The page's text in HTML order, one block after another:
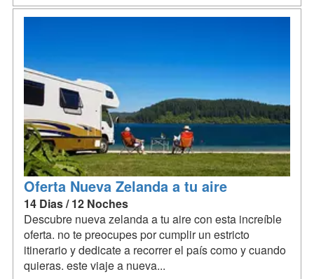
Oferta Nueva Zelanda a tu aire
14 Dias / 12 Noches
Descubre nueva zelanda a tu aire con esta increíble
oferta. no te preocupes por cumplir un estricto
itinerario y dedicate a recorrer el país como y cuando
quieras. este viaje a nueva...